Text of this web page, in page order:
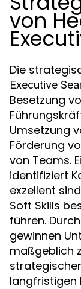
von
Die
Executive
Besetzung
Umsetzung
Förderung
von Teams.
identifiziert
exzellent
Soft Skills
führen. Durch
gewinnen
maßgeblich
langfristigen